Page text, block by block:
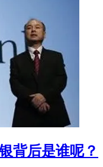
背后是谁呢？